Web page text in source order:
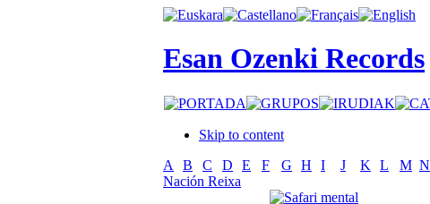
Esan Ozenki Records
Skip to content
A
B C D E F G H I J K L M N
Nación Reixa